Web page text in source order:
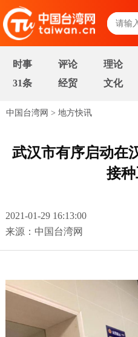
时事 评论 理论
31条
经贸 文化
中国台湾网 > 地方快讯
武汉市有序启动在
接
2021-01-29 16:13:00
来源：中国台湾网